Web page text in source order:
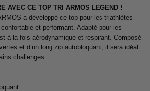
AVEC CE TOP TRI ARMOS LEGEND !
a développé ce top pour les triathlètes
et performant. Adapté pour les
à la fois aérodynamique et respirant. Composé
et d’un long zip autobloquant, il sera idéal
challenges.